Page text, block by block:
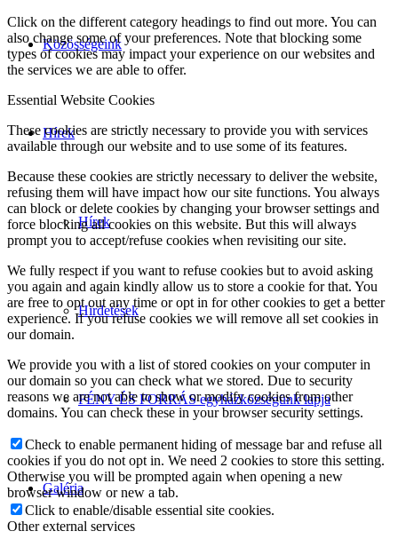
Közösségeink
Hírek
Hírek
Hirdetések
FÉNY ÉS FORRÁS egyházközségünk lapja
Galéria
Click on the different category headings to find out more. You can
also change some of your preferences. Note that blocking some
types of cookies may impact your experience on our websites and
the services we are able to offer.
Essential Website Cookies
These cookies are strictly necessary to provide you with services
available through our website and to use some of its features.
Because these cookies are strictly necessary to deliver the website,
refusing them will have impact how our site functions. You always
can block or delete cookies by changing your browser settings and
force blocking all cookies on this website. But this will always
prompt you to accept/refuse cookies when revisiting our site.
We fully respect if you want to refuse cookies but to avoid asking
you again and again kindly allow us to store a cookie for that. You
are free to opt out any time or opt in for other cookies to get a better
experience. If you refuse cookies we will remove all set cookies in
our domain.
We provide you with a list of stored cookies on your computer in
our domain so you can check what we stored. Due to security
reasons we are not able to show or modify cookies from other
domains. You can check these in your browser security settings.
Check to enable permanent hiding of message bar and refuse all
cookies if you do not opt in. We need 2 cookies to store this setting.
Otherwise you will be prompted again when opening a new
browser window or new a tab.
Click to enable/disable essential site cookies.
Other external services